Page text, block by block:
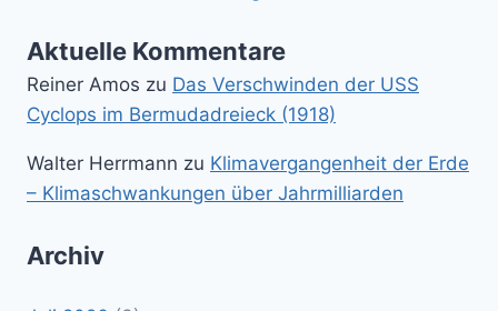
Aktuelle Kommentare
Reiner Amos zu Das Verschwinden der USS
Cyclops im Bermudadreieck (1918)
Walter Herrmann zu Klimavergangenheit der Erde
– Klimaschwankungen über Jahrmilliarden
Archiv